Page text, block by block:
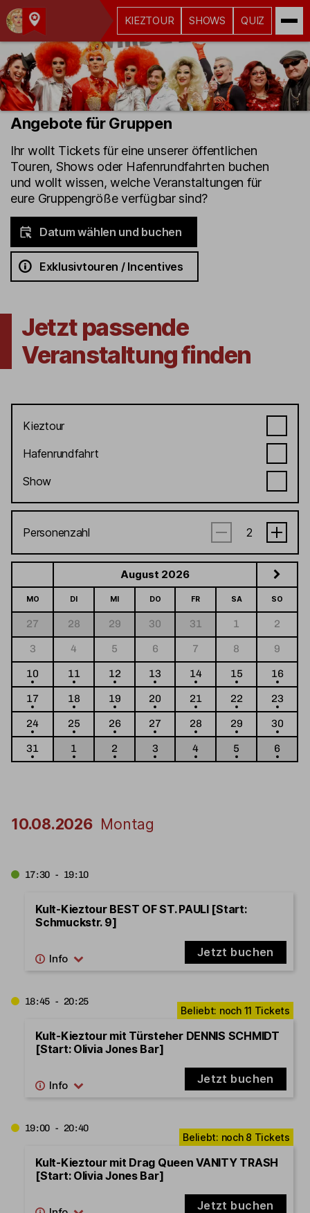
Kult-
Kieztouren
Hamburg
KIEZTOUR SHOWS QUIZ
Angebote für Gruppen
Ihr wollt Tickets für eine unserer öffentlichen
Touren, Shows oder Hafenrundfahrten buchen
und wollt wissen, welche Veranstaltungen für
eure Gruppengröße verfügbar sind?
Datum wählen und buchen
Exklusivtouren / Incentives
Jetzt passende
Veranstaltung finden
August 2026
MO DI MI DO FR SA SO
27 28 29 30 31 1
2
3
4 5 6 7 8
9
10
11 12 13 14 15
16
17
18 19 20 21 22
23
24
25 26 27 28 29
30
31
1 2 3 4 5 6
Kieztour
Hafenrundfahrt
Show
Personenzahl
10.08.2026 Montag
17:30 - 19:10
Kult-Kieztour BEST OF ST. PAULI [Start:
Schmuckstr. 9]
Jetzt buchen
18:45 - 20:25
Kult-Kieztour mit Türsteher DENNIS SCHMIDT
[Start: Olivia Jones Bar]
Jetzt buchen
19:00 - 20:40
Kult-Kieztour mit Drag Queen VANITY TRASH
[Start: Olivia Jones Bar]
Jetzt buchen